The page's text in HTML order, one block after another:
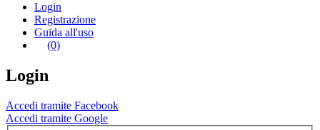
Login
Registrazione
Guida all'uso
(0)
Login
Accedi tramite Facebook
Accedi tramite Google